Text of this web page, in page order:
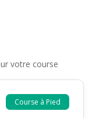
votre course
Course à Pied